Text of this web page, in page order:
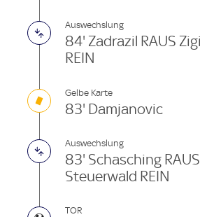
Auswechslung
84' Zadrazil RAUS
REIN
Gelbe Karte
83' Damjanovic
Auswechslung
83' Schasching RAUS
Steuerwald REIN
TOR